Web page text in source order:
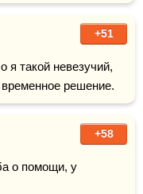
+51
я такой невезучий,
решение.
+58
о помощи, у